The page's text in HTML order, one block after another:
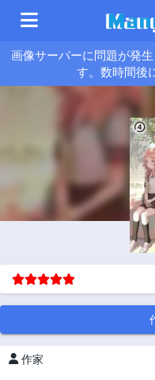
画像サーバーに問題が発
す。数時間後
作家